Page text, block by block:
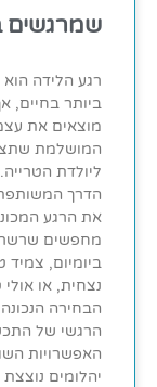
רגע הלידה
ביותר בחיים,
מוצאים את
המושלמת
ליולדת
הדרך
את הרגע
מחפשים
ביומיום, צמיד
נצחית, או
הבחירה
הרגשי של
האפשרויות
יהלומים